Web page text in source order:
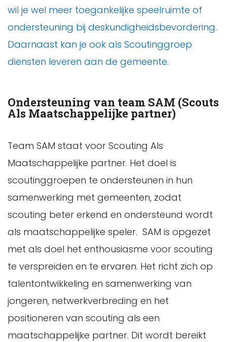
wil je wel meer toegankelijke speelruimte of
ondersteuning bij deskundigheidsbevordering.
Daarnaast kan je ook als Scoutinggroep
diensten leveren aan de gemeente.
Ondersteuning van team SAM (Scouts
Als Maatschappelijke partner)
Team SAM staat voor Scouting Als
Maatschappelijke partner. Het doel is
scoutinggroepen te ondersteunen in hun
samenwerking met gemeenten, zodat
scouting beter erkend en ondersteund wordt
als maatschappelijke speler. SAM is opgezet
met als doel het enthousiasme voor scouting
te verspreiden en te ervaren. Het richt zich op
talentontwikkeling en samenwerking van
jongeren, netwerkverbreding en het
positioneren van scouting als een
maatschappelijke partner. Dit wordt bereikt